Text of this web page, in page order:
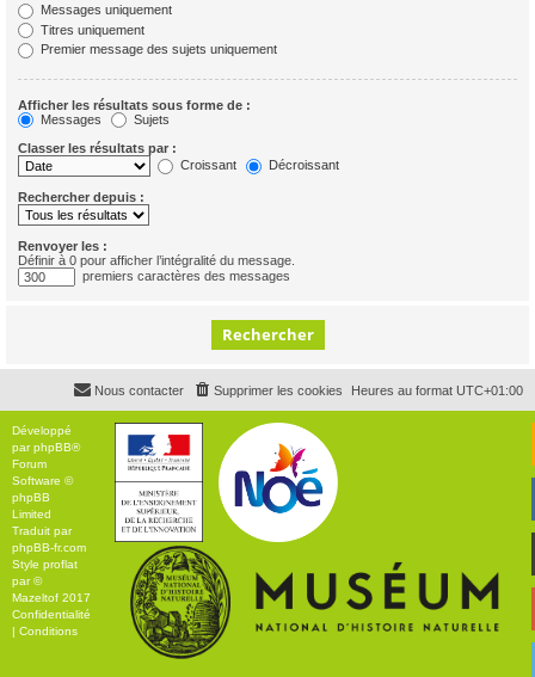
Messages uniquement
Titres uniquement
Premier message des sujets uniquement
Afficher les résultats sous forme de :
Messages
Sujets
Classer les résultats par :
Croissant
Décroissant
Rechercher depuis :
Renvoyer les :
Définir à 0 pour afficher l’intégralité du message.
premiers caractères des messages
Heures au format UTC+01:00
Supprimer les cookies
Nous contacter
Développé
parphpBB®
Forum
Software ©
phpBB
Limited
Traduit par
phpBB-fr.com
Style proflat
par ©
Mazeltof 2017
Confidentialité
Conditions